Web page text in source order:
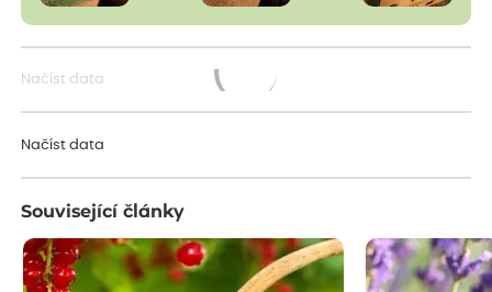
Načíst data
Načíst data
Související články